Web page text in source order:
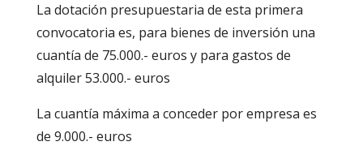
La dotación presupuestaria de esta primera
convocatoria es, para bienes de inversión una
cuantía de 75.000.- euros y para gastos de
alquiler 53.000.- euros
La cuantía máxima a conceder por empresa es
de 9.000.- euros